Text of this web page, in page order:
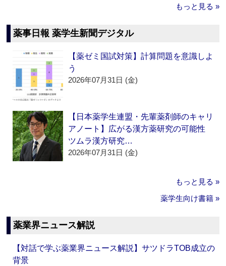
もっと見る »
薬事日報 薬学生新聞デジタル
【薬ゼミ国試対策】計算問題を意識しよ
う
2026年07月31日 (金)
【日本薬学生連盟・先輩薬剤師のキャリ
アノート】広がる漢方薬研究の可能性
ツムラ漢方研究…
2026年07月31日 (金)
もっと見る »
薬学生向け書籍 »
薬業界ニュース解説
【対話で学ぶ薬業界ニュース解説】サツドラTOB成立の
背景